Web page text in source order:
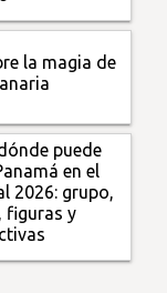
la magia de
puede
en el
2026: grupo,
figuras y